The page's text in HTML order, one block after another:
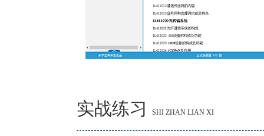
实战练习 SHI ZHAN LIAN XI